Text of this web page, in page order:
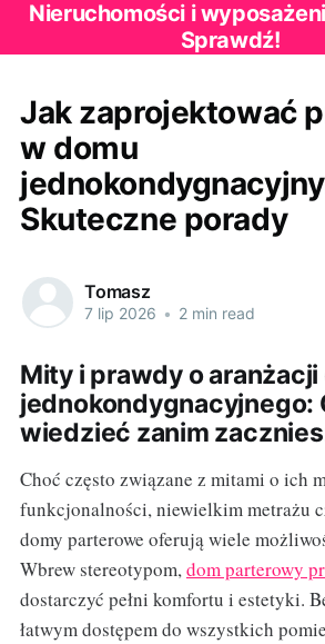
Nieruchomości i
Sprawdź!
Jak zaprojektować
w domu
Skuteczne porady
Tomasz
7 lip 2026 • 2 min read
Mity i prawdy o aranżacji
jednokondygnacyjnego:
wiedzieć zanim
Choć często związane z mitami o ich
funkcjonalności, niewielkim metrażu
domy parterowe oferują wiele
Wbrew stereotypom,dom parterowy
dostarczyć pełni komfortu i estetyki.
łatwym dostępem do wszystkich